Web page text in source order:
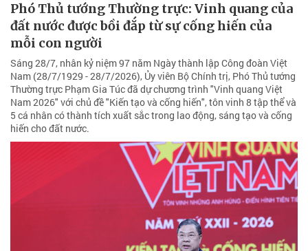
Phó Thủ tướng Thường trực: Vinh quang của
đất nước được bồi đắp từ sự cống hiến của
mỗi con người
Sáng 28/7, nhân kỷ niệm 97 năm Ngày thành lập Công đoàn Việt
Nam (28/7/1929 - 28/7/2026), Ủy viên Bộ Chính trị, Phó Thủ tướng
Thường trực Phạm Gia Túc đã dự chương trình "Vinh quang Việt
Nam 2026" với chủ đề "Kiến tạo và cống hiến", tôn vinh 8 tập thể và
5 cá nhân có thành tích xuất sắc trong lao động, sáng tạo và cống
hiến cho đất nước.